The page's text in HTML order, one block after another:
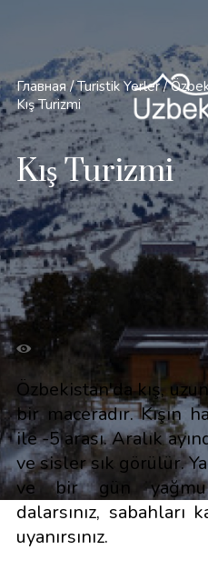
Главная / Turistik Yerler /
Kış Turizmi
Kış Turizmi
Özbekistan'da kış,
bir maceradır. Kışın
ile -5 arası. Aralık
ve sisler sık görülür.
ve bir gün
dalarsınız,
uyanırsınız.